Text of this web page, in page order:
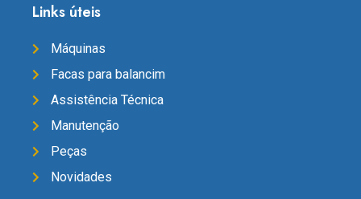
Links úteis
Máquinas
Facas para balancim
Assistência Técnica
Manutenção
Peças
Novidades